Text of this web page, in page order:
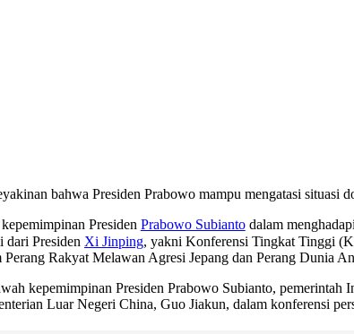
bahwa Presiden Prabowo mampu mengatasi situasi
Presiden Prabowo Subiantodalam
dari Presiden Xi Jinping, yakni Konferensi Tingkat Tinggi
Rakyat Melawan Agresi Jepang dan Perang Dunia
kepemimpinan Presiden Prabowo Subianto,
Luar Negeri China, Guo Jiakun, dalam konferensi